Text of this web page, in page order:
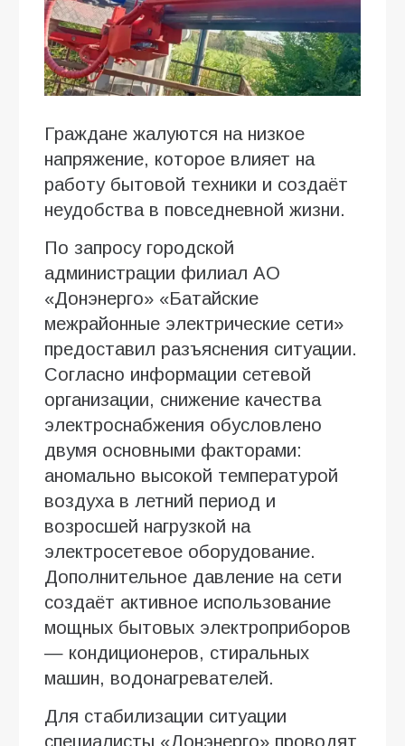
Граждане жалуются на низкое
напряжение, которое влияет на
работу бытовой техники и создаёт
неудобства в повседневной жизни.
По запросу городской
администрации филиал АО
«Донэнерго» «Батайские
межрайонные электрические сети»
предоставил разъяснения ситуации.
Согласно информации сетевой
организации, снижение качества
электроснабжения обусловлено
двумя основными факторами:
аномально высокой температурой
воздуха в летний период и
возросшей нагрузкой на
электросетевое оборудование.
Дополнительное давление на сети
создаёт активное использование
мощных бытовых электроприборов
— кондиционеров, стиральных
машин, водонагревателей.
Для стабилизации ситуации
специалисты «Донэнерго» проводят